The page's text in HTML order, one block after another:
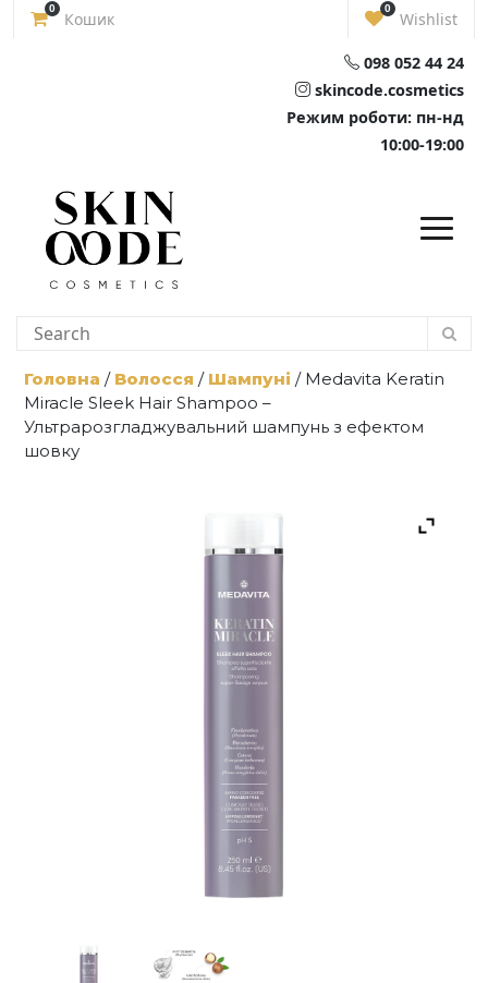
Skip
0
Кошик
0
Wishlist
098 052 44 24
skincode.cosmetics
Режим роботи: пн-нд
10:00-19:00
Головна / Волосся / Шампуні / Medavita Keratin
Miracle Sleek Hair Shampoo –
Ультрарозгладжувальний шампунь з ефектом
шовку